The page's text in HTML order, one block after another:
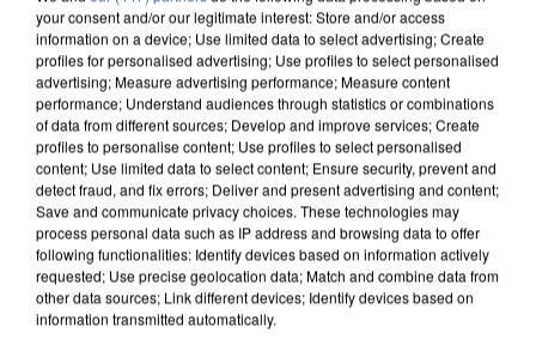
UNE TOURISTE DE L’OISE EMPORTÉE PAR UNE
your consent and/or our legitimate interest: Store and/or access
information on a device; Use limited data to select advertising; Create
profiles for personalised advertising; Use profiles to select personalised
advertising; Measure advertising performance; Measure content
performance; Understand audiences through statistics or combinations
of data from different sources; Develop and improve services; Create
profiles to personalise content; Use profiles to select personalised
content; Use limited data to select content; Ensure security, prevent and
detect fraud, and fix errors; Deliver and present advertising and content;
Save and communicate privacy choices. These technologies may
process personal data such as IP address and browsing data to offer
following functionalities: Identify devices based on information actively
requested; Use precise geolocation data; Match and combine data from
other data sources; Link different devices; Identify devices based on
information transmitted automatically.